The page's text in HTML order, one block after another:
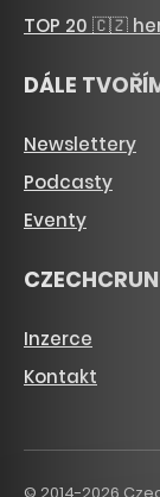
TOP 20 🇨🇿
DÁLE
Newslettery
Podcasty
Eventy
Inzerce
Kontakt
© 2014-2026